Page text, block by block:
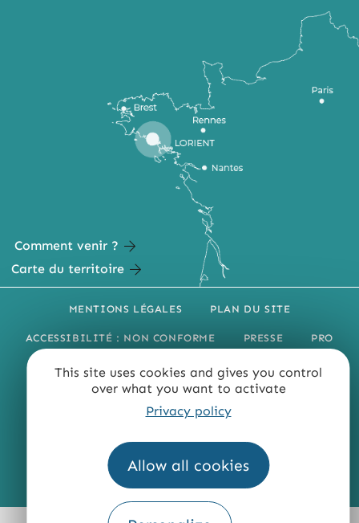
This site uses cookies and gives you control
over what you want to activate
Privacy policy
Allow all cookies
Comment venir ?
Carte du territoire
MENTIONS LÉGALES PLAN DU SITE
ACCESSIBILITÉ : NON CONFORME PRESSE PRO
QUI SOMMES-NOUS ?
Fourni par
Traduction